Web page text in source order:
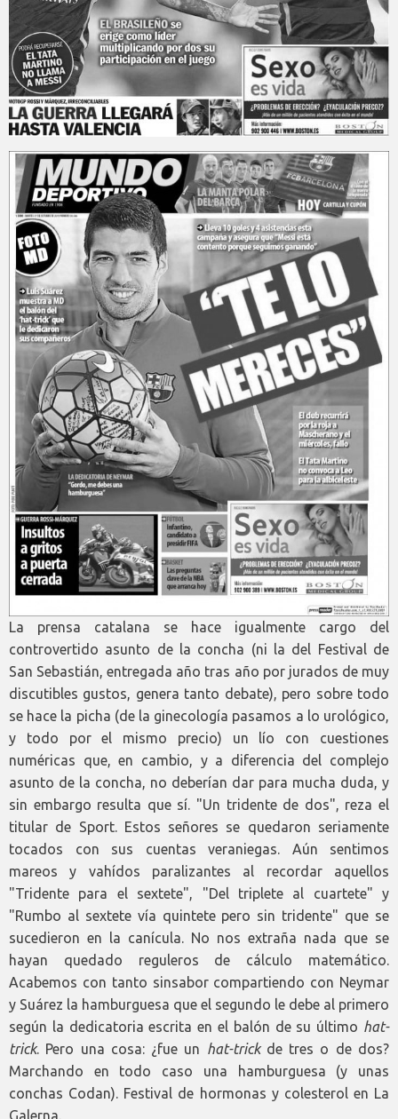
La prensa catalana se hace igualmente cargo del
controvertido asunto de la concha (ni la del Festival de
San Sebastián, entregada año tras año por jurados de muy
discutibles gustos, genera tanto debate), pero sobre todo
se hace la picha (de la ginecología pasamos a lo urológico,
y todo por el mismo precio) un lío con cuestiones
numéricas que, en cambio, y a diferencia del complejo
asunto de la concha, no deberían dar para mucha duda, y
sin embargo resulta que sí. "Un tridente de dos", reza el
titular de Sport. Estos señores se quedaron seriamente
tocados con sus cuentas veraniegas. Aún sentimos
mareos y vahídos paralizantes al recordar aquellos
"Tridente para el sextete", "Del triplete al cuartete" y
"Rumbo al sextete vía quintete pero sin tridente" que se
sucedieron en la canícula. No nos extraña nada que se
hayan quedado reguleros de cálculo matemático.
Acabemos con tanto sinsabor compartiendo con Neymar
y Suárez la hamburguesa que el segundo le debe al primero
según la dedicatoria escrita en el balón de su último hat-
trick. Pero una cosa: ¿fue un hat-trickde tres o de dos?
Marchando en todo caso una hamburguesa (y unas
conchas Codan). Festival de hormonas y colesterol en La
Galerna.